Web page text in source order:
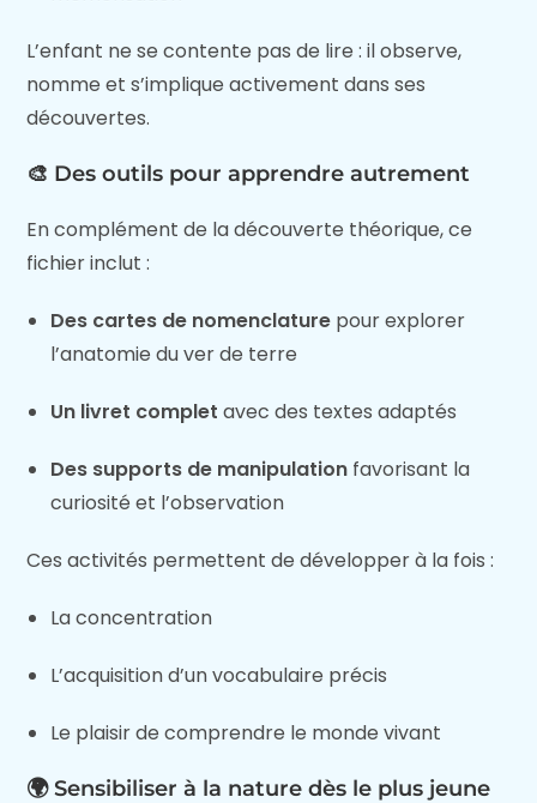
L’enfant ne se contente pas de lire : il observe,
nomme et s’implique activement dans ses
découvertes.
🎨 Des outils pour apprendre autrement
En complément de la découverte théorique, ce
fichier inclut :
Des cartes de nomenclature pour explorer
l’anatomie du ver de terre
Un livret complet avec des textes adaptés
Des supports de manipulation favorisant la
curiosité et l’observation
Ces activités permettent de développer à la fois :
La concentration
L’acquisition d’un vocabulaire précis
Le plaisir de comprendre le monde vivant
🌍 Sensibiliser à la nature dès le plus jeune